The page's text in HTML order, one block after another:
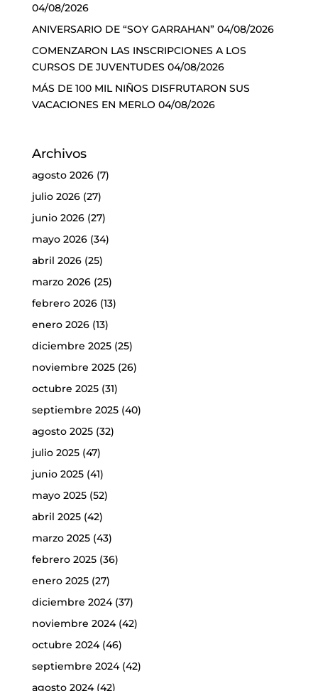
04/08/2026
ANIVERSARIO DE “SOY GARRAHAN” 04/08/2026
COMENZARON LAS INSCRIPCIONES A LOS
CURSOS DE JUVENTUDES 04/08/2026
MÁS DE 100 MIL NIÑOS DISFRUTARON SUS
VACACIONES EN MERLO 04/08/2026
Archivos
agosto 2026(7)
julio 2026(27)
junio 2026(27)
mayo 2026(34)
abril 2026(25)
marzo 2026(25)
febrero 2026(13)
enero 2026(13)
diciembre 2025(25)
noviembre 2025(26)
octubre 2025(31)
septiembre 2025(40)
agosto 2025(32)
julio 2025(47)
junio 2025(41)
mayo 2025(52)
abril 2025(42)
marzo 2025(43)
febrero 2025(36)
enero 2025(27)
diciembre 2024(37)
noviembre 2024(42)
octubre 2024(46)
septiembre 2024(42)
agosto 2024(42)